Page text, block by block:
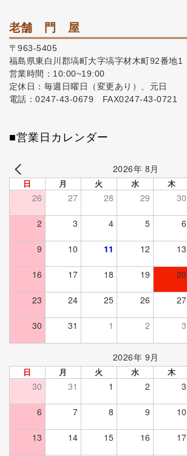
老舗 門 屋
〒963-5405
福島県東白川郡塙町大字塙字材木町92番地1
営業時間：10:00~19:00
定休日：毎週日曜日（変更あり）、元日
電話：0247-43-0679 FAX0247-43-0721
■営業日カレンダー
2026年 8月
日 月 火 水 木
26 27 28 29 30
2 3 4 5 6
9 10 11 12 13
16 17 18 19 20
23 24 25 26 27
30 31 1 2 3
2026年 9月
日 月 火 水 木
30 31 1 2 3
6 7 8 9 10
13 14 15 16 17